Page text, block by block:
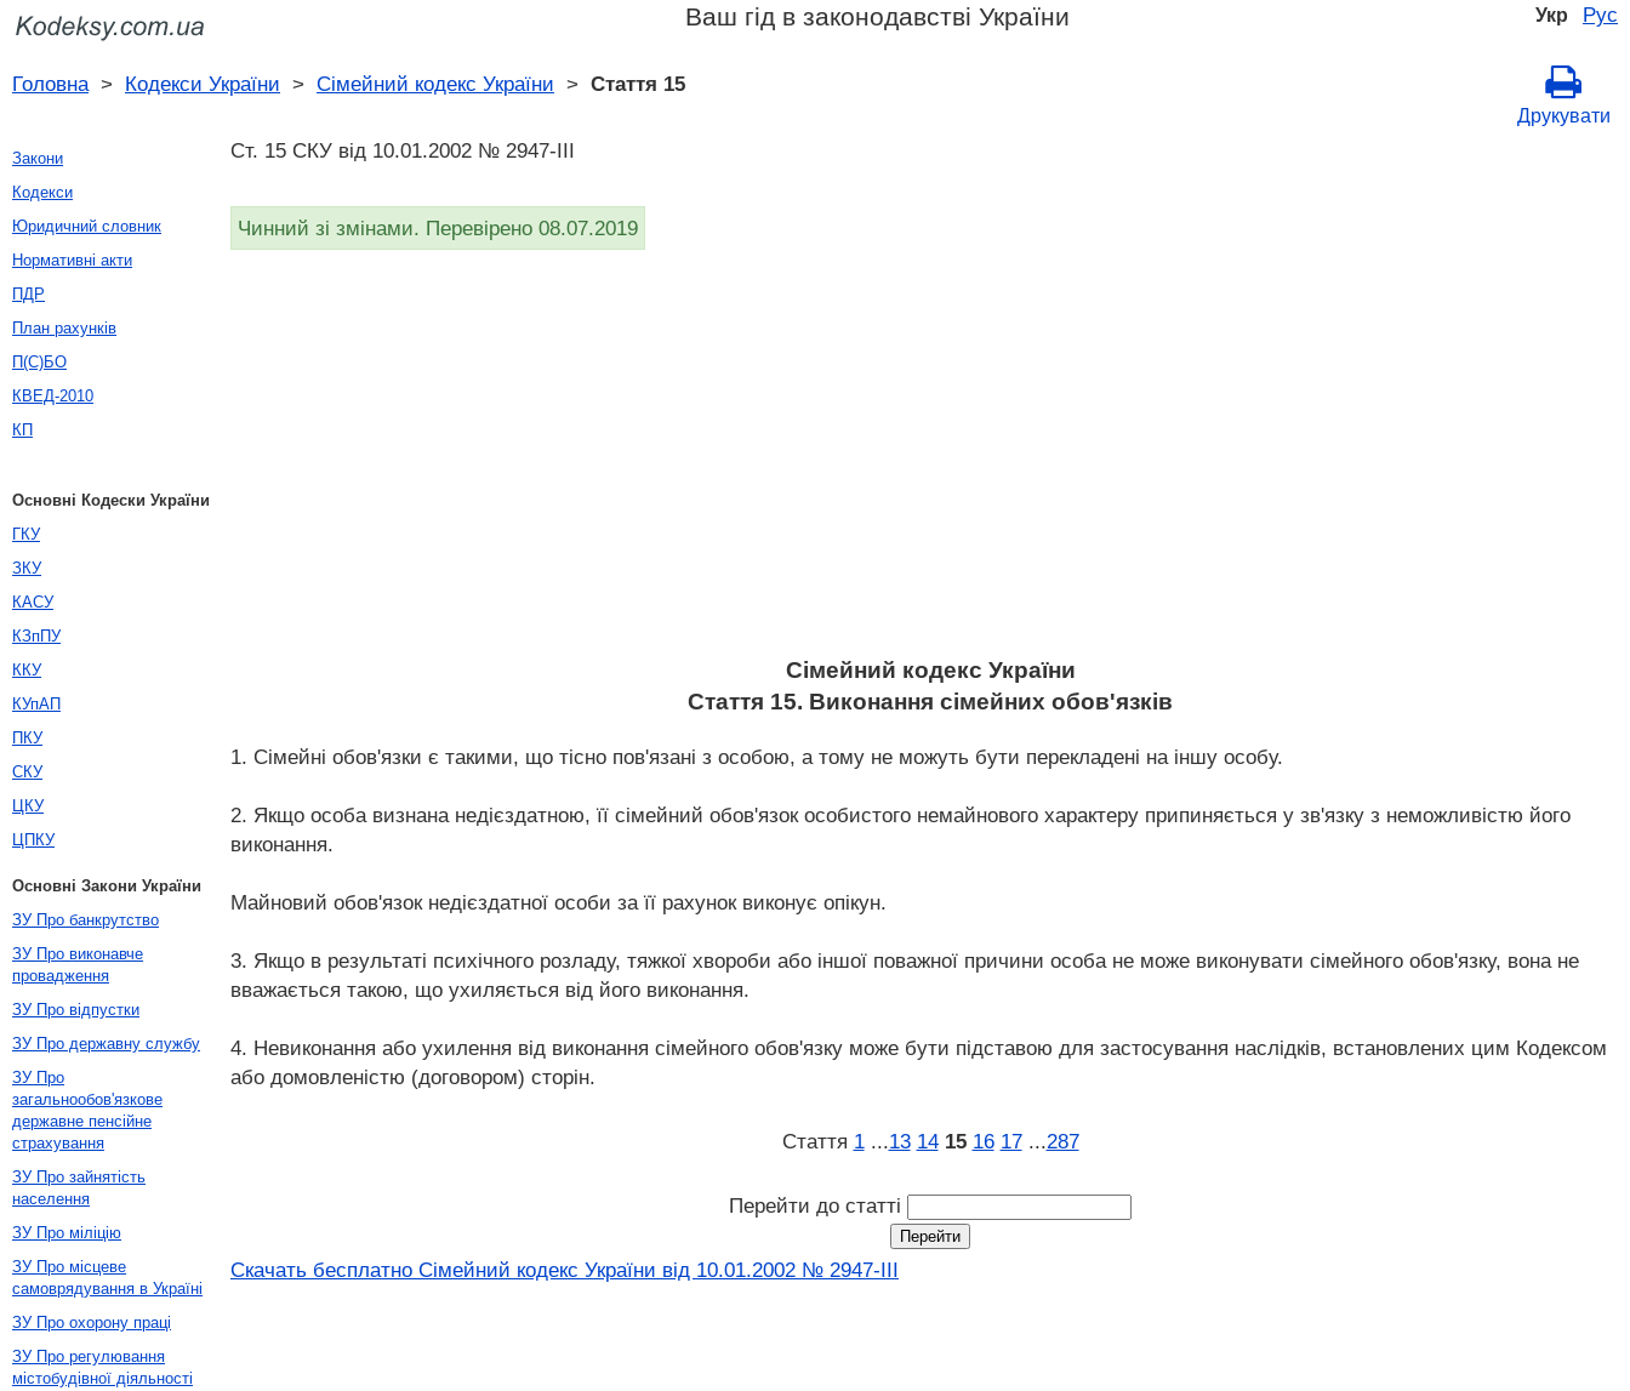
Укр Рус
Ваш гід в законодавстві України
Головна> Кодекси України > Сімейний кодекс України > Стаття 15
Друкувати
Ст. 15 СКУ від 10.01.2002 № 2947-III
Чинний зі змінами. Перевірено 08.07.2019
Сімейний кодекс України
Стаття 15. Виконання сімейних обов'язків
1. Сімейні обов'язки є такими, що тісно пов'язані з особою, а тому не можуть бути перекладені на іншу особу.
2. Якщо особа визнана недієздатною, її сімейний обов'язок особистого немайнового характеру припиняється у зв'язку з неможливістю його
виконання.
Майновий обов'язок недієздатної особи за її рахунок виконує опікун.
3. Якщо в результаті психічного розладу, тяжкої хвороби або іншої поважної причини особа не може виконувати сімейного обов'язку, вона не
вважається такою, що ухиляється від його виконання.
4. Невиконання або ухилення від виконання сімейного обов'язку може бути підставою для застосування наслідків, встановлених цим Кодексом
або домовленістю (договором) сторін.
Стаття 1 ...13 14 15 16 17 ...287
Перейти до статті
Скачать бесплатно Сімейний кодекс України від 10.01.2002 № 2947-III
Закони
Кодекси
Юридичний словник
Нормативні акти
ПДР
План рахунків
П(С)БО
КВЕД-2010
КП
Основні Кодески України
ГКУ
ЗКУ
КАСУ
КЗпПУ
ККУ
КУпАП
ПКУ
СКУ
ЦКУ
ЦПКУ
Основні Закони України
ЗУ Про банкрутство
ЗУ Про виконавче
провадження
ЗУ Про відпустки
ЗУ Про державну службу
ЗУ Про
загальнообов'язкове
державне пенсійне
страхування
ЗУ Про зайнятість
населення
ЗУ Про міліцію
ЗУ Про місцеве
самоврядування в Україні
ЗУ Про охорону праці
ЗУ Про регулювання
містобудівної діяльності